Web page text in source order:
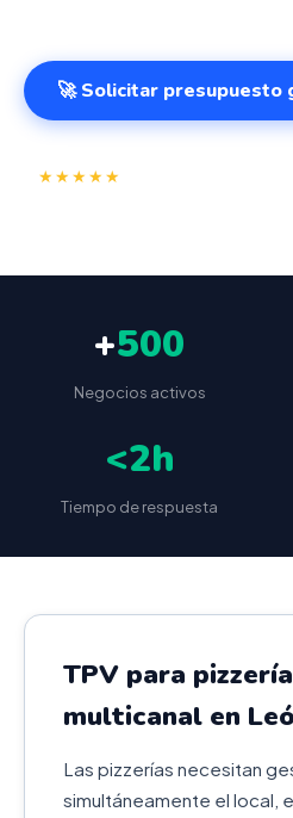
🚀 Solicitar presupuesto
★★★★★
+500
Negocios activos
<2h
Tiempo de respuesta
TPV para
multicanal en
Las pizzerías necesitan
simultáneamente el local,